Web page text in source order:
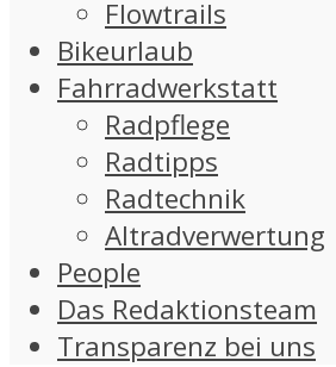
Flowtrails
Bikeurlaub
Fahrradwerkstatt
Radpflege
Radtipps
Radtechnik
Altradverwertung
People
Das Redaktionsteam
Transparenz bei uns